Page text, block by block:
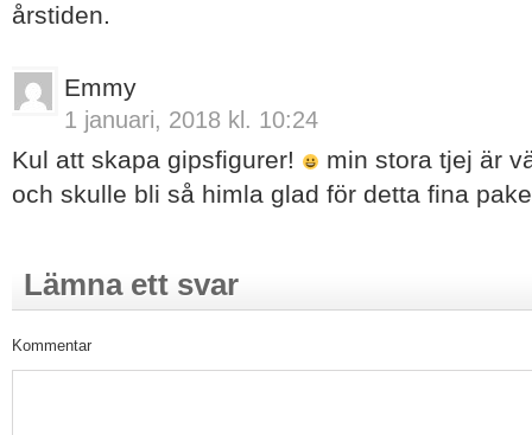
årstiden.
Emmy
1 januari, 2018 kl. 10:24
Kul att skapa gipsfigurer!
min stora tjej är
och skulle bli så himla glad för detta fina
Lämna ett svar
Kommentar